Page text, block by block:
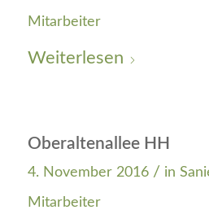
Mitarbeiter
Weiterlesen
Oberaltenallee HH
4. November 2016 / in
Mitarbeiter